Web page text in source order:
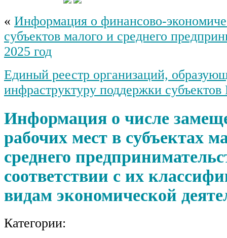
« Информация о финансово-
субъектов малого и среднего
2025 год
Единый реестр организаций,
инфраструктуру поддержки
Информация о числе
рабочих мест в субъектах
среднего
соответствии с их
видам экономической
Категории: